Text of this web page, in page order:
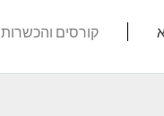
קורסים והכשרות